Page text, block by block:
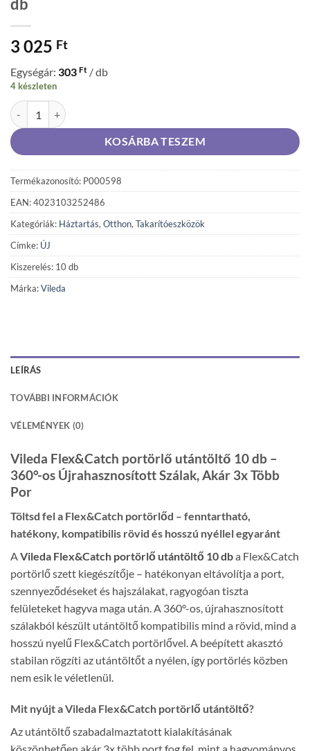
db
3 025 Ft
Egységár: 303 Ft / db
4 készleten
Vileda Flex&Catch portörlő utántöltő 10 db mennyiség
KOSÁRBA TESZEM
Termékazonosító: P000598
EAN: 4023103252486
Kategóriák: Háztartás, Otthon, Takarítóeszközök
Címke: ÚJ
Kiszerelés: 10 db
Márka:Vileda
LEÍRÁS
TOVÁBBI INFORMÁCIÓK
VÉLEMÉNYEK (0)
Vileda Flex&Catch portörlő utántöltő 10 db –
360°-os Újrahasznosított Szálak, Akár 3x Több
Por
Töltsd fel a Flex&Catch portörlőd – fenntartható,
hatékony, kompatibilis rövid és hosszú nyéllel egyaránt
A Vileda Flex&Catch portörlő utántöltő 10 dba Flex&Catch
portörlő szett kiegészítője – hatékonyan eltávolítja a port,
szennyeződéseket és hajszálakat, ragyogóan tiszta
felületeket hagyva maga után. A 360°-os, újrahasznosított
szálakból készült utántöltő kompatibilis mind a rövid, mind a
hosszú nyelű Flex&Catch portörlővel. A beépített akasztó
stabilan rögzíti az utántöltőt a nyélen, így portörlés közben
nem esik le véletlenül.
Mit nyújt a Vileda Flex&Catch portörlő utántöltő?
Az utántöltő szabadalmaztatott kialakításának